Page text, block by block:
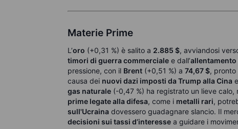
Materie Prime
L’oro (+0,31 %) è salito a 2.885 $, avviandosi
timori di guerra commerciale e dall’
pressione, con il Brent (+0,51 %) a 74,67 $, pronto
causa dei nuovi dazi imposti da Trump alla Cina
gas naturale (-0,47 %) ha registrato un lieve calo,
prime legate alla difesa, come i metalli rari,
sull'Ucraina dovessero guadagnare slancio. Il
decisioni sui tassi d’interesse a guidare i